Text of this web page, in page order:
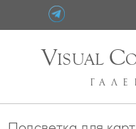
VISUAL C